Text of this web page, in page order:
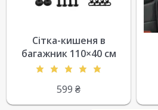
Сітка-кишеня в
багажник 110×40 см
599 ₴